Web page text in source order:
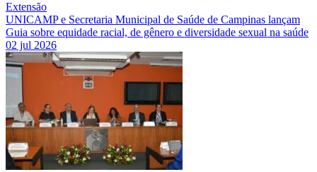
Extensão
UNICAMP e Secretaria Municipal de Saúde de Campinas lançam
Guia sobre equidade racial, de gênero e diversidade sexual na saúde
02 jul 2026